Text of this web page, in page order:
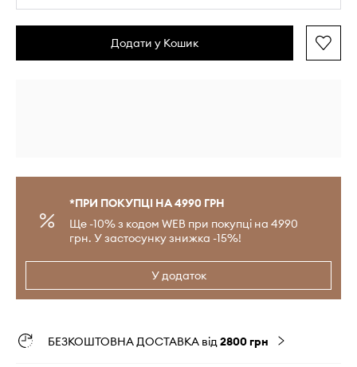
Додати у Кошик
*ПРИ ПОКУПЦІ НА 4990 ГРН
Ще -10% з кодом WEB при покупці на 4990
грн. У застосунку знижка -15%!
У додаток
БЕЗКОШТОВНА ДОСТАВКА від2800 грн